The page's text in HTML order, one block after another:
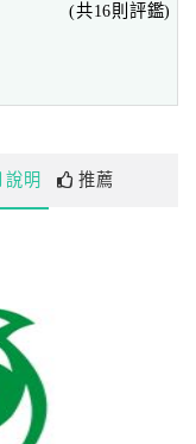
區。
山巒層疊之美，並
開放)、男女三溫
。
(共16則評鑑)
說明 推薦